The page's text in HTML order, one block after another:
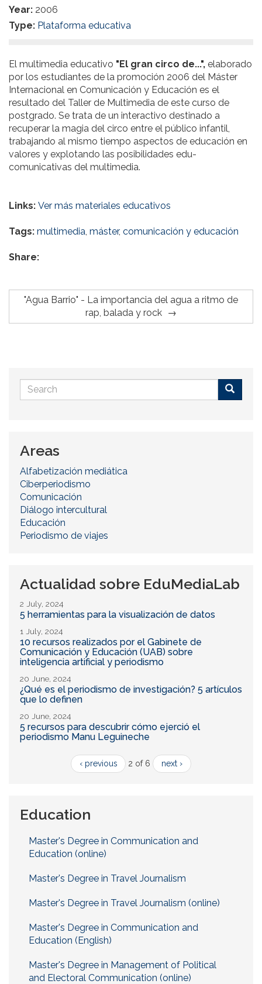
Year: 2006
Type: Plataforma educativa
El multimedia educativo "El gran circo de...", elaborado
por los estudiantes de la promoción 2006 del Máster
Internacional en Comunicación y Educación es el
resultado del Taller de Multimedia de este curso de
postgrado. Se trata de un interactivo destinado a
recuperar la magia del circo entre el público infantil,
trabajando al mismo tiempo aspectos de educación en
valores y explotando las posibilidades edu-
comunicativas del multimedia.
Links: Ver más materiales educativos
Tags: multimedia máster, comunicación y educación
Share:
"Agua Barrio" - La importancia del agua a ritmo de
rap, balada y rock
Search
form
Areas
Alfabetización mediática
Ciberperiodismo
Comunicación
Diálogo intercultural
Educación
Periodismo de viajes
Actualidad sobre EduMediaLab
2 July, 2024
5 herramientas para la visualización de datos
1 July, 2024
10 recursos realizados por el Gabinete de
Comunicación y Educación (UAB) sobre
inteligencia artificial y periodismo
20 June, 2024
¿Qué es el periodismo de investigación? 5 artículos
que lo definen
20 June, 2024
5 recursos para descubrir cómo ejerció el
periodismo Manu Leguineche
‹ previous 2 of 6 next ›
Education
Master's Degree in Communication and
Education (online)
Master's Degree in Travel Journalism
Master's Degree in Travel Journalism (online)
Master's Degree in Communication and
Education (English)
Master's Degree in Management of Political
and Electoral Communication (online)